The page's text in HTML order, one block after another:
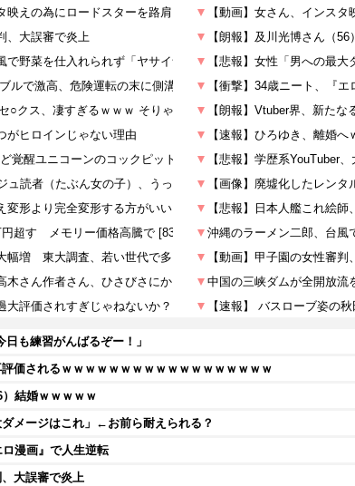
日も練習がんばるぞー！」
評価されるｗｗｗｗｗｗｗｗｗｗｗｗｗｗｗｗｗｗ
）結婚ｗｗｗｗｗ
ダメージはこれ」←お前ら耐えられる？
ロ漫画』で人生逆転
大誤審で炎上